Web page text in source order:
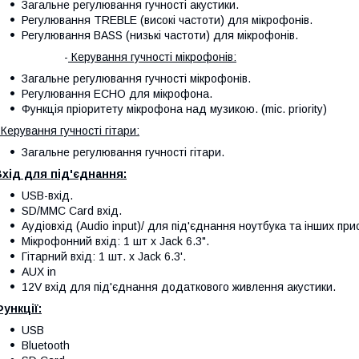
Загальне регулювання гучності акустики.
Регулювання TREBLE (високі частоти) для мікрофонів.
Регулювання BASS (низькі частоти) для мікрофонів.
- Керування гучності мікрофонів:
Загальне регулювання гучності мікрофонів.
Регулювання ECHO для мікрофона.
Функція пріоритету мікрофона над музикою. (mic. priority)
гучності гітари:
Загальне регулювання гучності гітари.
для під'єднання:
USB-вхід.
SD/MMC Card вхід.
Аудіовхід (Audio input)/ для під'єднання ноутбука та інших
Мікрофонний вхід: 1 шт х Jack 6.3".
Гітарний вхід: 1 шт. х Jack 6.3'.
AUX in
12V вхід для під'єднання додаткового живлення акустики.
USB
Bluetooth